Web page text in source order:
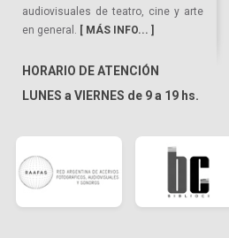
audiovisuales de teatro, cine y arte
en general. [ MÁS INFO... ]
HORARIO DE ATENCIÓN
LUNES a VIERNES de 9 a 19 hs.